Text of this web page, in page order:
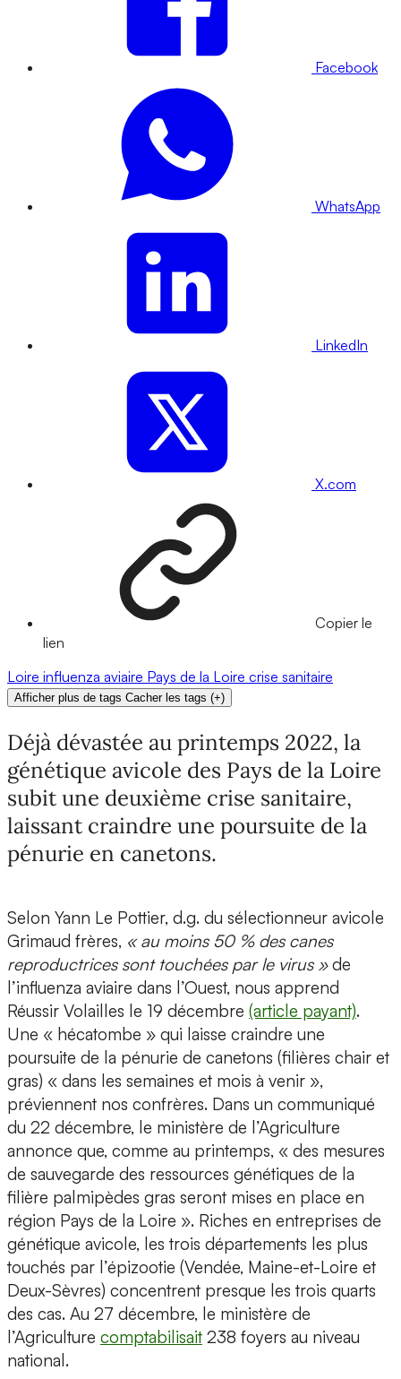
Facebook
WhatsApp
LinkedIn
X.com
Copier le
lien
Loire influenza aviaire Pays de la Loire crise sanitaire
Afficher plus de tags Cacher les tags (+)
Déjà dévastée au printemps 2022, la
génétique avicole des Pays de la Loire
subit une deuxième crise sanitaire,
laissant craindre une poursuite de la
pénurie en canetons.
Selon Yann Le Pottier, d.g. du sélectionneur avicole
Grimaud frères, « au moins 50 % des canes
reproductrices sont touchées par le virus »de
l’influenza aviaire dans l’Ouest, nous apprend
Réussir Volailles le 19 décembre (article payant).
Une « hécatombe » qui laisse craindre une
poursuite de la pénurie de canetons (filières chair et
gras) « dans les semaines et mois à venir »,
préviennent nos confrères. Dans un communiqué
du 22 décembre, le ministère de l’Agriculture
annonce que, comme au printemps, « des mesures
de sauvegarde des ressources génétiques de la
filière palmipèdes gras seront mises en place en
région Pays de la Loire ». Riches en entreprises de
génétique avicole, les trois départements les plus
touchés par l’épizootie (Vendée, Maine-et-Loire et
Deux-Sèvres) concentrent presque les trois quarts
des cas. Au 27 décembre, le ministère de
l’Agriculture comptabilisait 238 foyers au niveau
national.